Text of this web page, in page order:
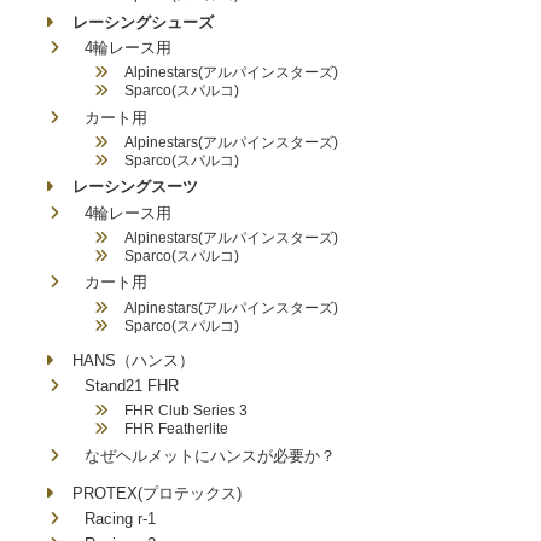
レーシングシューズ
4輪レース用
Alpinestars(アルパインスターズ)
Sparco(スパルコ)
カート用
Alpinestars(アルパインスターズ)
Sparco(スパルコ)
レーシングスーツ
4輪レース用
Alpinestars(アルパインスターズ)
Sparco(スパルコ)
カート用
Alpinestars(アルパインスターズ)
Sparco(スパルコ)
HANS（ハンス）
Stand21 FHR
FHR Club Series 3
FHR Featherlite
なぜヘルメットにハンスが必要か？
PROTEX(プロテックス)
Racing r-1